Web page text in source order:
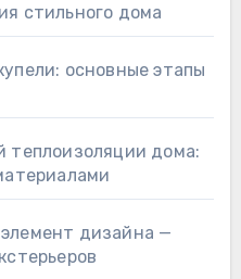
стильного дома
основные этапы
теплоизоляции дома:
дизайна —